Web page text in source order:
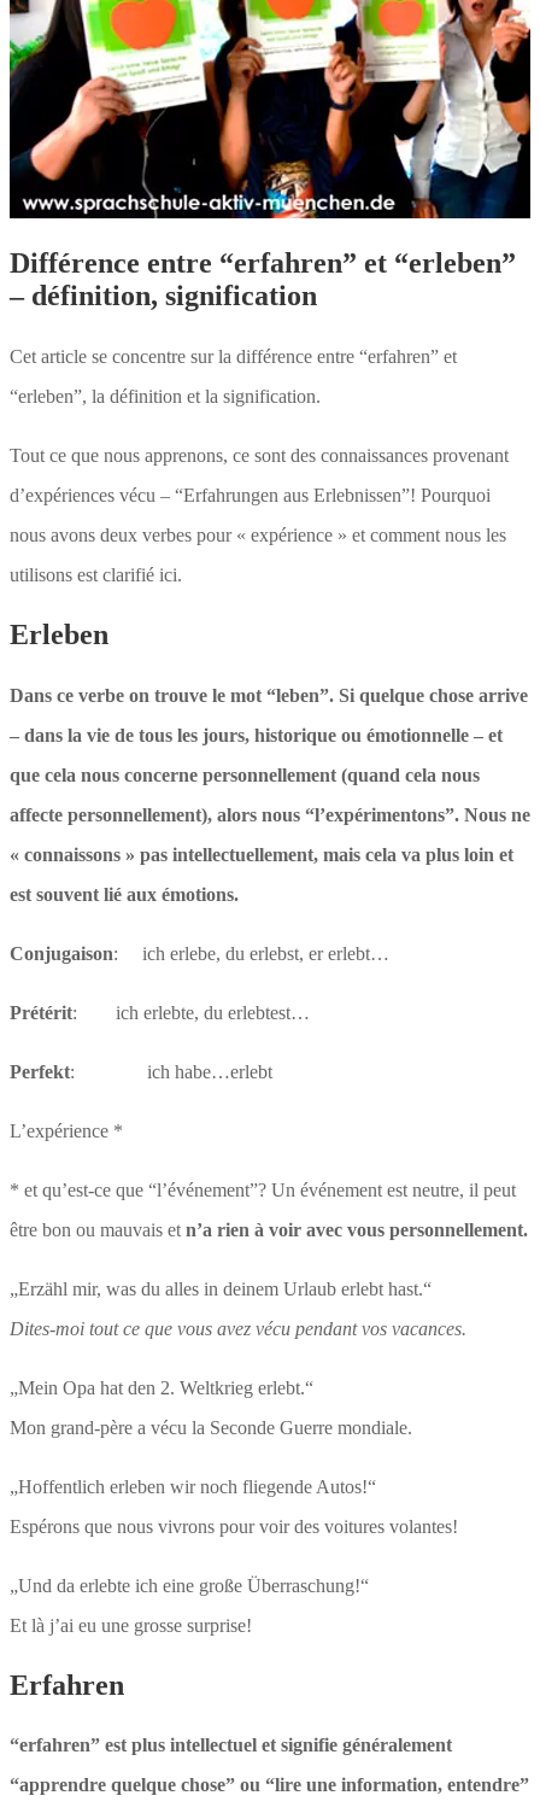
Différence entre “erfahren” et “erleben”
– définition, signification
Cet article se concentre sur la différence entre “erfahren” et
“erleben”, la définition et la signification.
Tout ce que nous apprenons, ce sont des connaissances provenant
d’expériences vécu – “Erfahrungen aus Erlebnissen”! Pourquoi
nous avons deux verbes pour « expérience » et comment nous les
utilisons est clarifié ici.
Erleben
Dans ce verbe on trouve le mot “leben”. Si quelque chose arrive
– dans la vie de tous les jours, historique ou émotionnelle – et
que cela nous concerne personnellement (quand cela nous
affecte personnellement), alors nous “l’expérimentons”. Nous ne
« connaissons » pas intellectuellement, mais cela va plus loin et
est souvent lié aux émotions.
Conjugaison: ich erlebe, du erlebst, er erlebt…
Prétérit: ich erlebte, du erlebtest…
Perfekt: ich habe…erlebt
L’expérience *
* et qu’est-ce que “l’événement”? Un événement est neutre, il peut
être bon ou mauvais et n’a rien à voir avec vous personnellement.
„Erzähl mir, was du alles in deinem Urlaub erlebt hast.“
Dites-moi tout ce que vous avez vécu pendant vos vacances.
„Mein Opa hat den 2. Weltkrieg erlebt.“
Mon grand-père a vécu la Seconde Guerre mondiale.
„Hoffentlich erleben wir noch fliegende Autos!“
Espérons que nous vivrons pour voir des voitures volantes!
„Und da erlebte ich eine große Überraschung!“
Et là j’ai eu une grosse surprise!
Erfahren
“erfahren” est plus intellectuel et signifie généralement
“apprendre quelque chose” ou “lire une information, entendre”